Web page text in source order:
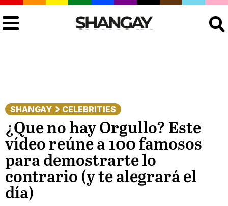
SHANGAY CELEBRITIES
¿Que no hay Orgullo? Este
vídeo reúne a 100 famosos
para demostrarte lo
contrario (y te alegrará el
día)